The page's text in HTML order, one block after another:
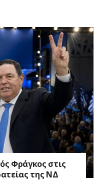
Φράγκος στις
της ΝΔ